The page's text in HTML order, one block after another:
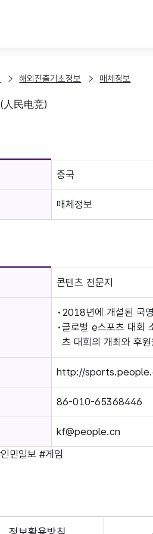
해외진출기초정보 매체정보
(人民电竞)
중국
매체정보
콘텐츠 전문지
2018년에 개설된 국
글로벌 e스포츠 대회
츠 대회의 개최와 후
http://
86-010-65368446
kf@people.cn
민일보 #게임